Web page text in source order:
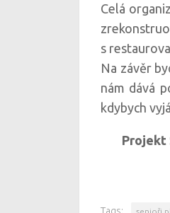
Celá
s
Na závěr
nám dává
kdybych
Projekt